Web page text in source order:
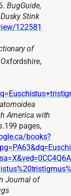
BugGuide,
Stink
122581
of
Oxfordshire,
America with
.199 pages,
books?
Journal of